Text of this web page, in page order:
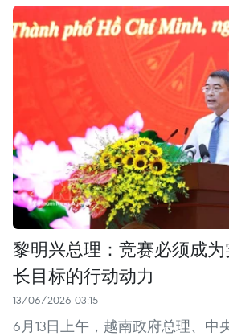
黎明兴总理：竞赛必须成
长目标的行动动力
13/06/2026 03:15
6月13日上午，越南政府总理、中